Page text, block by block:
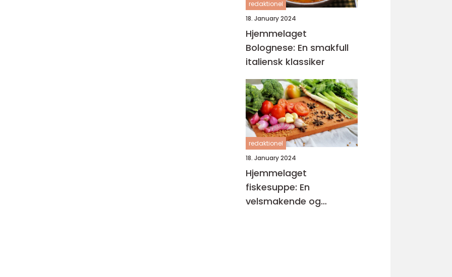
redaktionel
18. January 2024
Hjemmelaget
Bolognese: En smakfull
italiensk klassiker
redaktionel
18. January 2024
Hjemmelaget
fiskesuppe: En
velsmakende og